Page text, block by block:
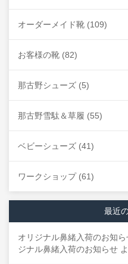
オーダーメイド靴 (109)
お客様の靴 (82)
那古野シューズ (5)
那古野雪駄＆草履 (55)
ベビーシューズ (41)
ワークショップ(61)
最近
オリジナル鼻緒入荷のお知
ジナル鼻緒入荷のお知らせ